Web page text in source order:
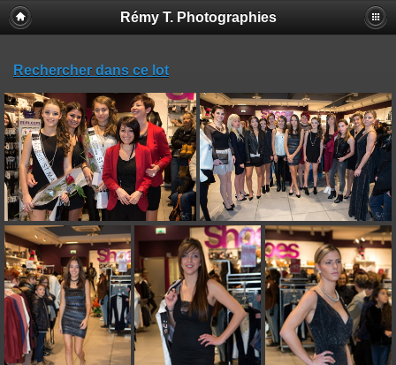
Rémy T. Photographies
Rechercher dans ce lot